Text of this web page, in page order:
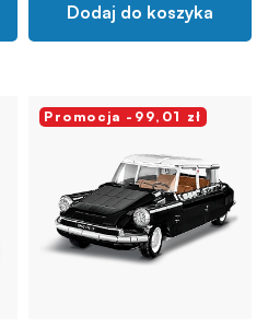
Dodaj do koszyka
Promocja -99,01 zł